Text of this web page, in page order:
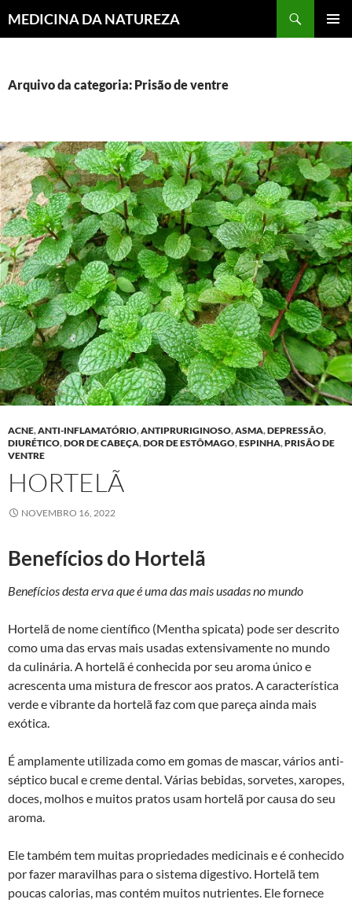
MEDICINA DA NATUREZA
CONTEÚDO
Arquivo da categoria: Prisão de ventre
ACNE,ANTI-INFLAMATÓRIO,ANTIPRURIGINOSO,ASMA,DEPRESSÃO,
DIURÉTICO,DOR DE CABEÇA,DOR DE ESTÔMAGO,ESPINHA,PRISÃO DE
VENTRE
HORTELÃ
NOVEMBRO 16, 2022
Benefícios do Hortelã
Benefícios desta erva que é uma das mais usadas no mundo
Hortelã de nome científico (Mentha spicata) pode ser descrito
como uma das ervas mais usadas extensivamente no mundo
da culinária. A hortelã é conhecida por seu aroma único e
acrescenta uma mistura de frescor aos pratos. A característica
verde e vibrante da hortelã faz com que pareça ainda mais
exótica.
É amplamente utilizada como em gomas de mascar, vários anti-
séptico bucal e creme dental. Várias bebidas, sorvetes, xaropes,
doces, molhos e muitos pratos usam hortelã por causa do seu
aroma.
Ele também tem muitas propriedades medicinais e é conhecido
por fazer maravilhas para o sistema digestivo. Hortelã tem
poucas calorias, mas contém muitos nutrientes. Ele fornece